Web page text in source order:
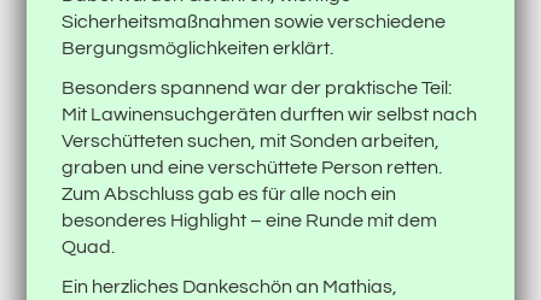
Sicherheitsmaßnahmen sowie verschiedene
Bergungsmöglichkeiten erklärt.
Besonders spannend war der praktische Teil:
Mit Lawinensuchgeräten durften wir selbst nach
Verschütteten suchen, mit Sonden arbeiten,
graben und eine verschüttete Person retten.
Zum Abschluss gab es für alle noch ein
besonderes Highlight – eine Runde mit dem
Quad.
Ein herzliches Dankeschön an Mathias,